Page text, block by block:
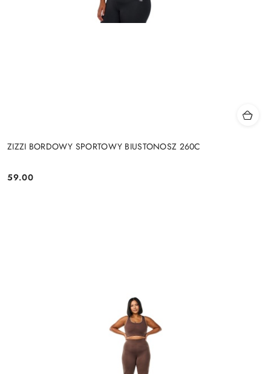
ZIZZI BORDOWY SPORTOWY BIUSTONOSZ 260C
Cena:
59.00